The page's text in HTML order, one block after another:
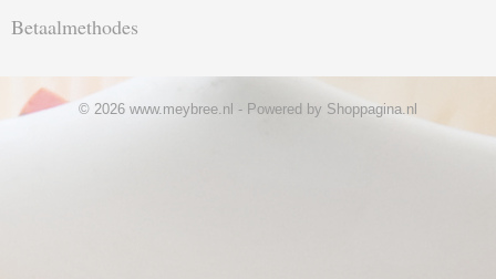
Betaalmethodes
© 2026 www.meybree.nl - Powered by Shoppagina.nl